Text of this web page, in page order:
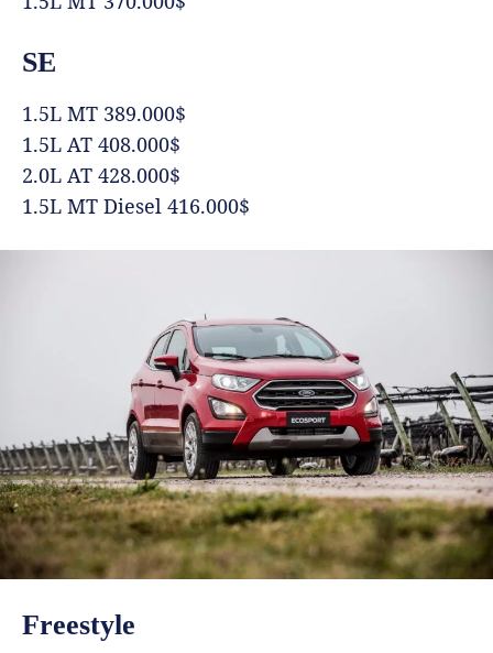
SE
1.5L MT 389.000$
1.5L AT 408.000$
2.0L AT 428.000$
1.5L MT Diesel 416.000$
Freestyle